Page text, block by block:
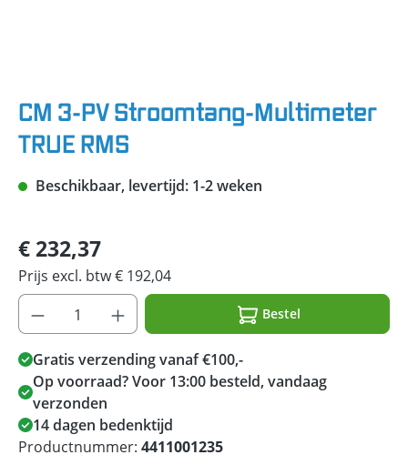
CM 3-PV Stroomtang-Multimeter
TRUE RMS
Beschikbaar, levertijd: 1-2 weken
€ 232,37
Prijs excl. btw € 192,04
Bestel
Gratis verzending vanaf €100,-
Op voorraad? Voor 13:00 besteld, vandaag
verzonden
14 dagen bedenktijd
Productnummer: 4411001235